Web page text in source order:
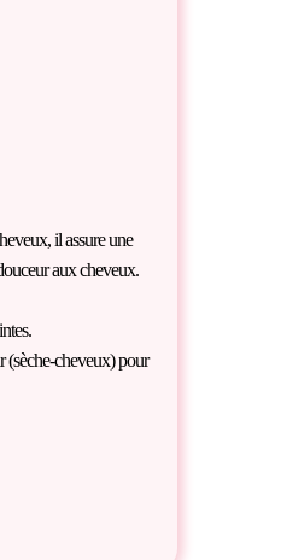
il assure une
aux cheveux.
(sèche-cheveux) pour